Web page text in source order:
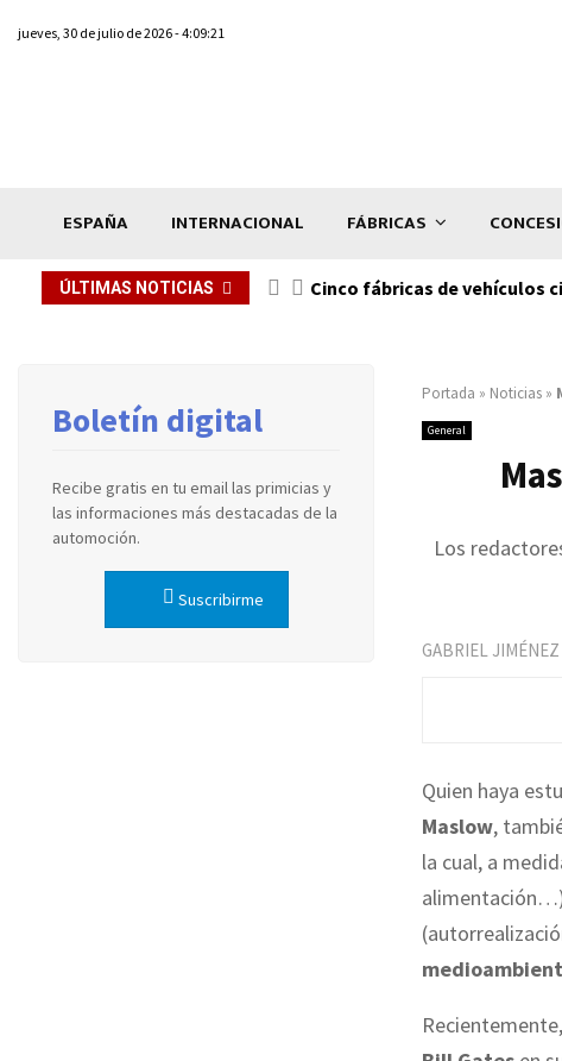
jueves, 30 de julio de 2026 - 4:09:21
ESPAÑA INTERNACIONAL FÁBRICAS
ÚLTIMAS NOTICIAS Cinco fábricas de vehículos
Portada » Noticias »
General
Los
GABRIEL JIMÉNEZ
Quien haya
Maslow,
la cual, a
Boletín digital
Recibe gratis en tu email las primicias y
las informaciones más destacadas de la
automoción.
Suscribirme